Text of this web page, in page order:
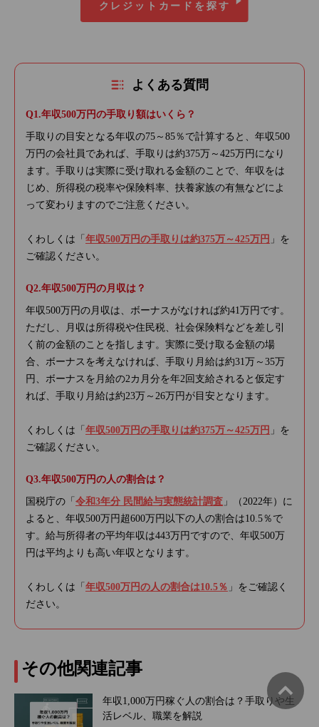
クレジットカードを探す
よくある質問
年収500万円の手取り額はいくら？
手取りの目安となる年収の75～85％で計算すると、年収500
万円の会社員であれば、手取りは約375万～425万円になり
ます。手取りは実際に受け取れる金額のことで、年収をは
じめ、所得税の税率や保険料率、扶養家族の有無などによ
って変わりますのでご注意ください。
くわしくは「 年収500万円の手取りは約375万～425万円 」を
ご確認ください。
年収500万円の月収は？
年収500万円の月収は、ボーナスがなければ約41万円です。
ただし、月収は所得税や住民税、社会保険料などを差し引
く前の金額のことを指します。実際に受け取る金額の場
合、ボーナスを考えなければ、手取り月給は約31万～35万
円、ボーナスを月給の2カ月分を年2回支給されると仮定す
れば、手取り月給は約23万～26万円が目安となります。
くわしくは「 年収500万円の手取りは約375万～425万円 」を
ご確認ください。
年収500万円の人の割合は？
国税庁の「 令和3年分 民間給与実態統計調査 」（2022年）に
よると、年収500万円超600万円以下の人の割合は10.5％で
す。給与所得者の平均年収は443万円ですので、年収500万
円は平均よりも高い年収となります。
くわしくは「 年収500万円の人の割合は10.5％ 」をご確認く
ださい。
その他関連記事
年収1,000万円稼ぐ人の割合は？手取りや生
活レベル、職業を解説